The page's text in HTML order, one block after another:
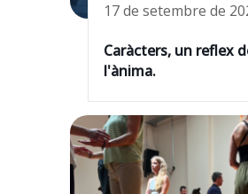
17 de setembre de
Caràcters, un reflex
l'ànima.